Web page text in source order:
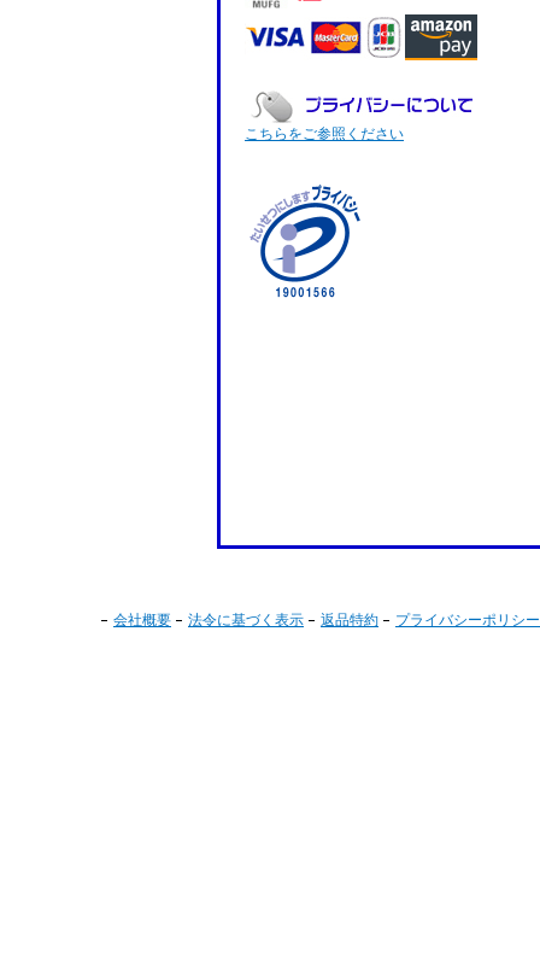
こちらをご参照ください
会社概要 法令に基づく表示 返品特約 プライバシーポリシー